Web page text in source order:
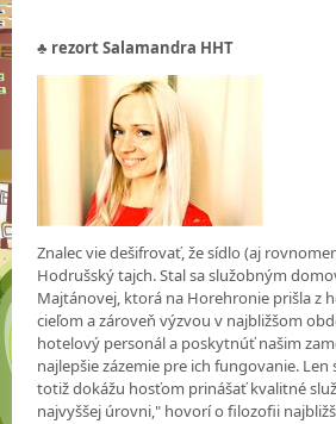
♣ rezort Salamandra HHT
Znalec vie dešifrovať, že sídlo (aj
Hodrušský tajch. Stal sa služobným
Majtánovej, ktorá na Horehronie prišla z
cieľom a zároveň výzvou v najbližšom
hotelový personál a poskytnúť našim
najlepšie zázemie pre ich fungovanie.
totiž dokážu hosťom prinášať kvalitné
najvyššej úrovni," hovorí o filozofii